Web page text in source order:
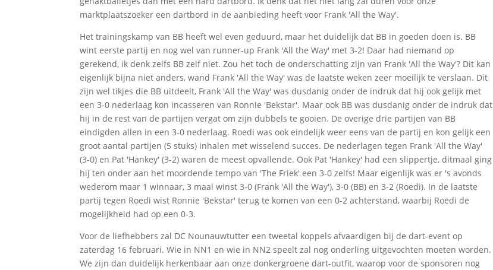
marktplaatszoeker een dartbord in de aanbieding heeft voor Frank 'All the Way'.
Het trainingskamp van BB heeft wel even geduurd, maar het duidelijk dat BB in goeden doen is. BB
wint eerste partij en nog wel van runner-up Frank 'All the Way' met 3-2! Daar had niemand op
gerekend, ik denk zelfs BB zelf niet. Zou het toch de onderschatting zijn van Frank 'All the Way'? Dit kan
eigenlijk bijna niet anders, wand Frank 'All the Way' was de laatste weken zeer moeilijk te verslaan. Dit
zijn wel tikjes die BB uitdeelt, Frank 'All the Way' was dusdanig onder de indruk dat hij ook gelijk met
een 3-0 nederlaag kon incasseren van Ronnie 'Bekstar'. Maar ook BB was dusdanig onder de indruk dat
hij in de rest van de partijen vergat om zijn dubbels te gooien. De overige drie partijen van BB
eindigden allen in een 3-0 nederlaag. Roedi was ook eindelijk weer eens van de partij en kon gelijk een
groot aantal partijen (5 stuks) inhalen met wisselend succes. De nederlagen tegen Frank 'All the Way'
(3-0) en Pat 'Hankey' (3-2) waren de meest opvallende. Ook Pat 'Hankey' had een slippertje, ditmaal ging
hij ten onder aan het moordende tempo van 'The Friek' een 3-0 zelfs! Maar eigenlijk was er 's avonds
wederom maar 1 winnaar, 3 maal winst 3-0 (Frank 'All the Way'), 3-0 (BB) en 3-2 (Roedi). In de laatste
partij tegen Roedi wist Ronnie 'Bekstar' terug te komen van een 0-2 achterstand, waarbij Roedi de
mogelijkheid had op een 0-3.
Voor de liefhebbers zal DC Nounauwtutter een tweetal koppels afvaardigen bij de dart-event op
zaterdag 16 februari. Wie in NN1 en wie in NN2 speelt zal nog onderling uitgevochten moeten worden.
We zijn dan duidelijk herkenbaar aan onze donkergroene dart-outfit, waarop voor de sponsoren nog